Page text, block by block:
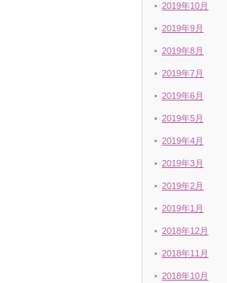
2019年10月
2019年9月
2019年8月
2019年7月
2019年6月
2019年5月
2019年4月
2019年3月
2019年2月
2019年1月
2018年12月
2018年11月
2018年10月